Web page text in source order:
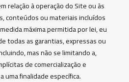
relação à operação do Site ou às
conteúdos ou materiais incluídos
máxima permitida por lei, eu
todas as garantias, expressas ou
mas não se limitando a,
de comercialização e
uma finalidade específica.